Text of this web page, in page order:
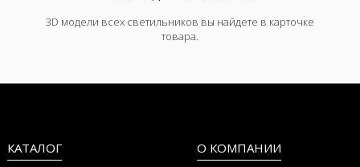
3D модели всех светильников вы найдете в карточке
товара.
КАТАЛОГ О КОМПАНИИ